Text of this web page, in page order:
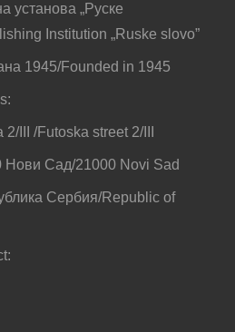
установа „Руске
Institution „Ruske slovo”
1945/Founded in 1945
III /Futoska street 2/III
Сад/21000 Novi Sad
Сербия/Republic of